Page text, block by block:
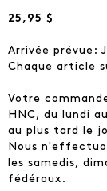
25,95 $
Arrivée prévue:
Chaque article
Votre
HNC, du lundi
au plus tard le
Nous
les samedis,
fédéraux.